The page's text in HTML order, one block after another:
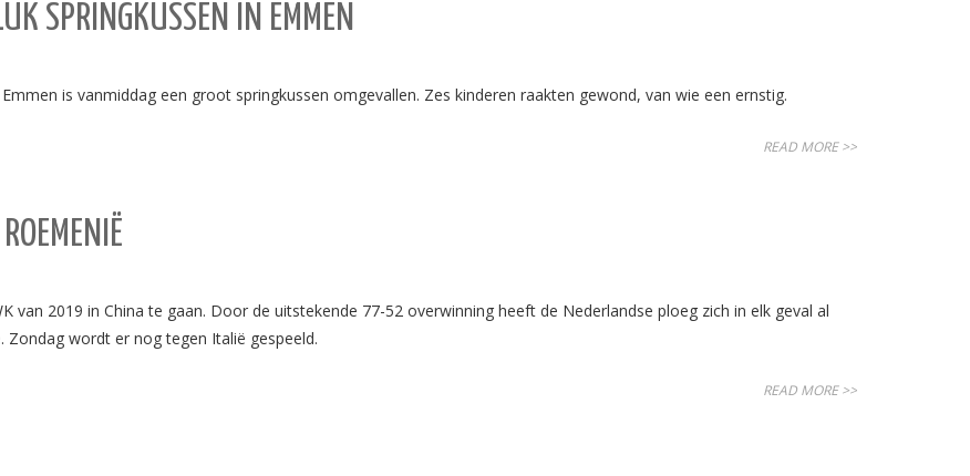
SPRINGKUSSEN IN EMMEN
is vanmiddag een groot springkussen omgevallen. Zes kinderen raakten gewond, van wie een ernstig.
READ MORE >>
van 2019 in China te gaan. Door de uitstekende 77-52 overwinning heeft de Nederlandse ploeg zich in elk geval al
wordt er nog tegen Italië gespeeld.
READ MORE >>